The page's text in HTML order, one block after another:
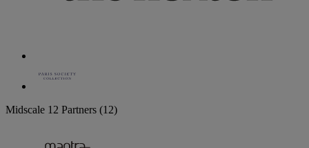
Midscale 12 Partners (12)